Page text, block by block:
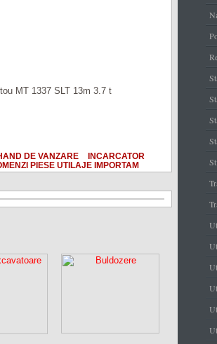
MT 1337 SLT 13m 3.7 t
DE VANZARE
INCARCATOR
PIESE UTILAJE IMPORTAM